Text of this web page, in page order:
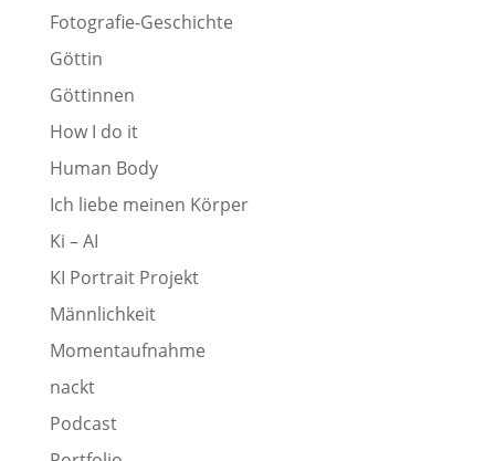
Fotografie-Geschichte
Göttin
Göttinnen
How I do it
Human Body
Ich liebe meinen Körper
Ki – AI
KI Portrait Projekt
Männlichkeit
Momentaufnahme
nackt
Podcast